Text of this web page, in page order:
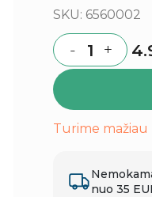
SKU: 6560002
Quantity
- +
Turime mažiau
nuo 35